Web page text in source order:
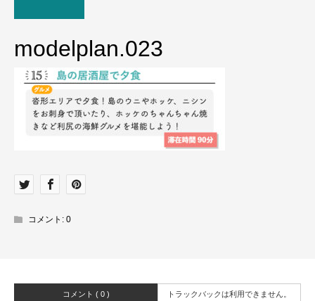
modelplan.023
コメント: 0
コメント ( 0 ) トラックバックは利用できません。